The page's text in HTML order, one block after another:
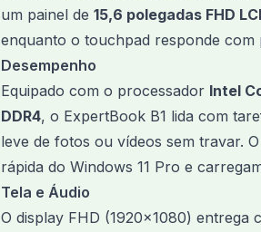
um painel de 15,6 polegadas FHD
enquanto o touchpad responde com
Desempenho
Equipado com o processador Intel
DDR4, o ExpertBook B1 lida com
leve de fotos ou vídeos sem travar.
rápida do Windows 11 Pro e
Tela e Áudio
O display FHD (1920×1080)